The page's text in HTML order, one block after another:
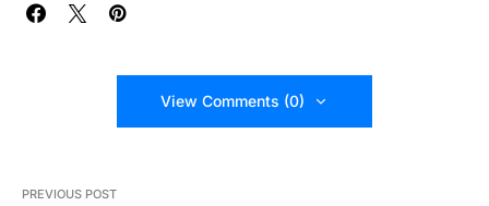
View Comments (0)
PREVIOUS POST